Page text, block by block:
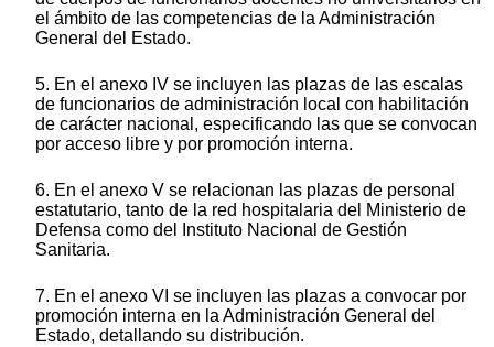
el ámbito de las competencias de la Administración
General del Estado.
5. En el anexo IV se incluyen las plazas de las escalas
de funcionarios de administración local con habilitación
de carácter nacional, especificando las que se convocan
por acceso libre y por promoción interna.
6. En el anexo V se relacionan las plazas de personal
estatutario, tanto de la red hospitalaria del Ministerio de
Defensa como del Instituto Nacional de Gestión
Sanitaria.
7. En el anexo VI se incluyen las plazas a convocar por
promoción interna en la Administración General del
Estado, detallando su distribución.